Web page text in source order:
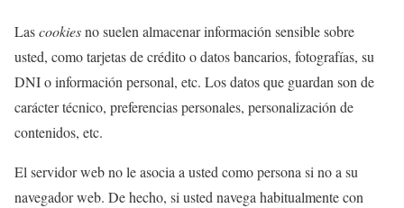
Lascookiesno suelen almacenar información sensible sobre
usted, como tarjetas de crédito o datos bancarios, fotografías, su
DNI o información personal, etc. Los datos que guardan son de
carácter técnico, preferencias personales, personalización de
contenidos, etc.
El servidor web no le asocia a usted como persona si no a su
navegador web. De hecho, si usted navega habitualmente con